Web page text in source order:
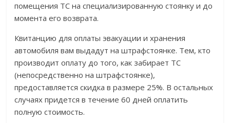
помещения ТС на специализированную стоянку и до
момента его возврата.
Квитанцию для оплаты эвакуации и хранения
автомобиля вам выдадут на штрафстоянке. Тем, кто
производит оплату до того, как забирает ТС
(непосредственно на штрафстоянке),
предоставляется скидка в размере 25%. В остальных
случаях придется в течение 60 дней оплатить
полную стоимость.